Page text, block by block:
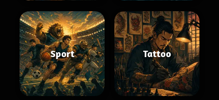
Sport Tattoo